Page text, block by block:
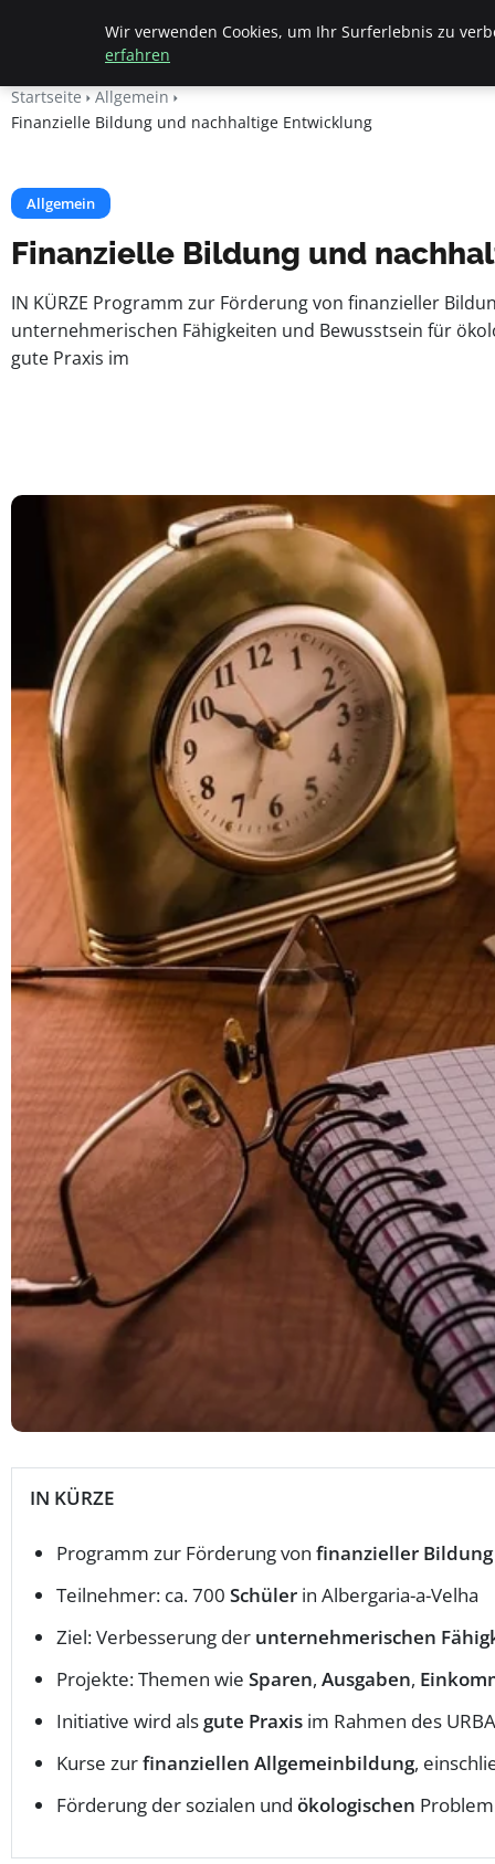
Beyond Surface
Startseite
Allgemein
Finanzielle Bildung und nachhaltige Entwicklung
Allgemein
Finanzielle Bildung und
IN KÜRZE Programm zur Förderung von finanzieller
unternehmerischen Fähigkeiten und Bewusstsein für
gute Praxis im
IN KÜRZE
Programm zur Förderung von finanzieller Bildung
Teilnehmer: ca. 700 Schüler in Albergaria-a-Velha
Ziel: Verbesserung der unternehmerischen
Projekte: Themen wie Sparen, Ausgaben,
Initiative wird als gute Praxis im Rahmen des
Kurse zurfinanziellen Allgemeinbildung,
Förderung der sozialen und ökologischen
Wir verwenden Cookies, um Ihr Surferlebnis zu
erfahren